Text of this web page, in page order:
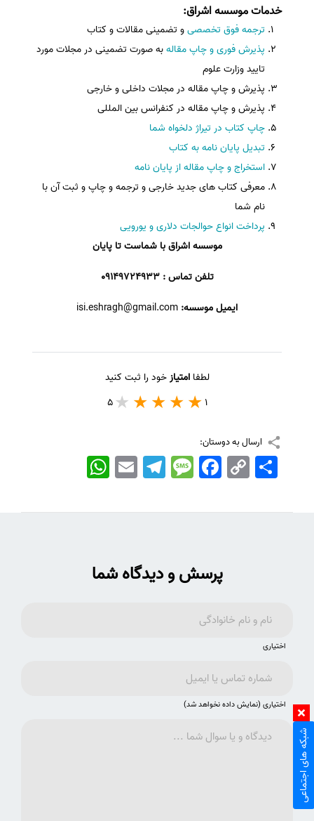
خدمات موسسه اشراق:
ترجمه فوق تخصصیو تضمینی مقالات و کتاب
پذیرش فوری و چاپ مقالهبه صورت تضمینی در مجلات مورد
تایید وزارت علوم
پذیرش و چاپ مقاله در مجلات داخلی و خارجی
پذیرش و چاپ مقاله در کنفرانس بین المللی
چاپ کتاب در تیراژ دلخواه شما
تبدیل پایان نامه به کتاب
استخراج و چاپ مقاله از پایان نامه
معرفی کتاب های جدید خارجی و ترجمه و چاپ و ثبت آن با
نام شما
پرداخت انواع حوالجات دلاری و یورویی
موسسه اشراق با شماست تا پایان
تلفن تماس : 09149724933
ایمیل موسسه: isi.eshragh@gmail.com
لطفاامتیازخود را ثبت کنید
1
5
ارسال به دوستان:
WhatsApp EmailTelegramMessageFacebook Copy
Link
اشتراک
پرسش و دیدگاه شما
اختیاری
اختیاری (نمایش داده نخواهد شد)
شبکه های اجتماعی